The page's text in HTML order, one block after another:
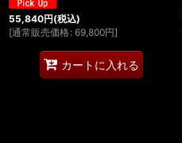
55,840円(税込)
[通常販売価格 : 69,800円]
カートに入れる